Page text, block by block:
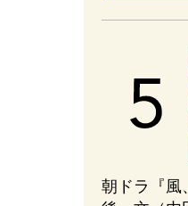
朝ドラ『風